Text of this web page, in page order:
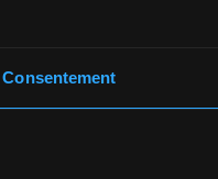
Consentement